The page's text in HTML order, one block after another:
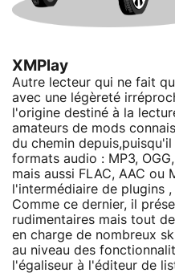
XMPlay
Autre lecteur qui ne fait
avec une légèreté
l'origine destiné à la
amateurs de mods
du chemin
formats audio : MP3,
mais aussi FLAC, AAC ou
l'intermédiaire de plugins
Comme ce dernier, il
rudimentaires mais tout
en charge de nombreux
au niveau des
l'égaliseur à l'éditeur de